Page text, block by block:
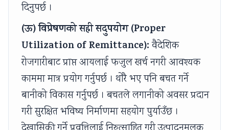
दिनुपर्छ ।
(ऊ) विप्रेषणको सही सदुपयोग (Proper
Utilization of Remittance):वैदेशिक
रोजगारीबाट प्राप्त आयलाई फजुल खर्च नगरी आवश्यक
काममा मात्र प्रयोग गर्नुपर्छ । थोरै भए पनि बचत गर्ने
बानीको विकास गर्नुपर्छ । बचतले लगानीको अवसर प्रदान
गरी सुरक्षित भविष्य निर्माणमा सहयोग पुर्याउँछ ।